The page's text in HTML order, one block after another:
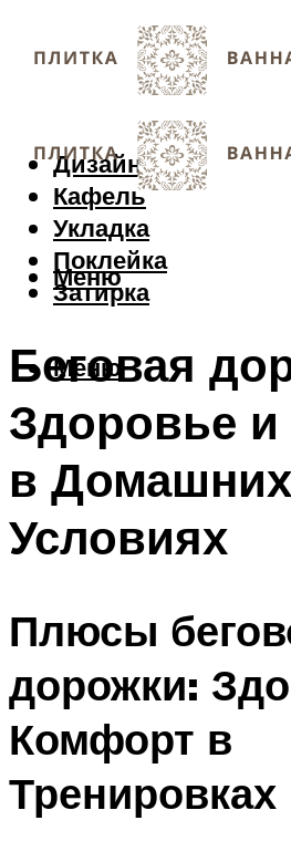
Дизайн
Кафель
Укладка
Поклейка
Затирка
Меню
Меню
Беговая
Здоровье
в Домашних
Условиях
Плюсы
дорожки:
Комфорт в
Тренировках